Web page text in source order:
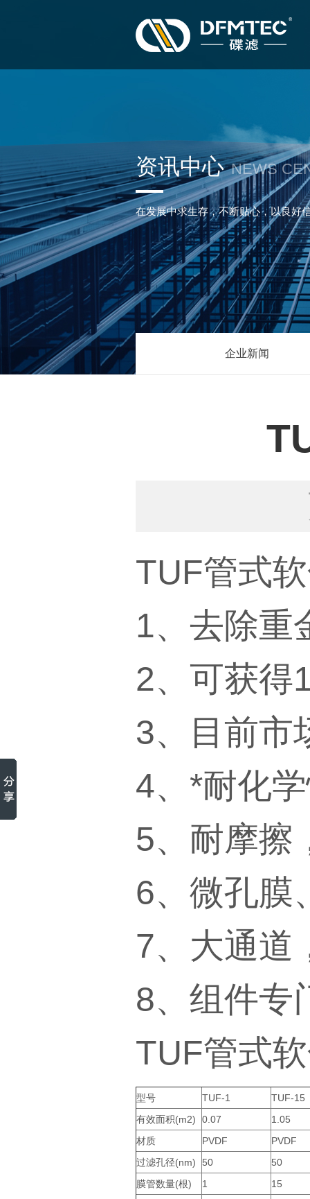
资讯中心 NEWS
在发展中求生存，不断贴心，以良好
企业新闻
TUF管式
1、去除重
2、可获得
3、目前市
4、*耐化
5、耐摩擦
6、微孔膜
7、大通道
8、组件专
TUF管式
型号 TUF-1
TUF-15
有效面积(m2)
0.07
1.05
材质
PVDF
PVDF
过滤孔径(nm)
50
50
膜管数量(根)
1
15